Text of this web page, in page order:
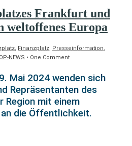
Frankfurt und
weltoffenes Europa
, Finanzplatz, Presseinformation,
NEWS • One Comment
Mai 2024 wenden sich
Repräsentanten des
Region mit einem
die Öffentlichkeit.